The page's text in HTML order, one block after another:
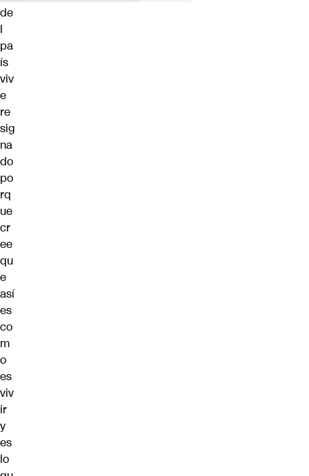
de
l
pa
ís
viv
e
re
sig
na
do
po
rq
ue
cr
ee
qu
e
así
es
co
m
o
es
viv
ir
y
es
lo